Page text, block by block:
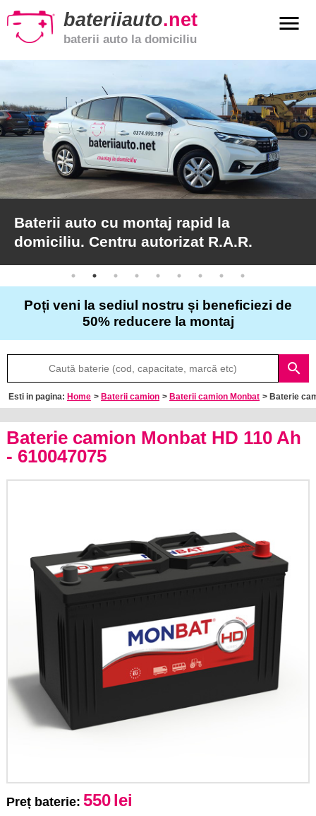
bateriiauto.net
baterii auto la domiciliu
menu
Baterii
moto
Baterii
de
camion
Articole
Despre
frecvente
Baterii auto cu montaj rapid la
domiciliu. Centru autorizat R.A.R.
Poți veni la sediul nostru și beneficiezi de
50% reducere la montaj
search
Esti in pagina: Home > Baterii camion > Baterii camion Monbat > Baterie
Baterie camion Monbat HD 110 Ah
- 610047075
Preț baterie: 550lei